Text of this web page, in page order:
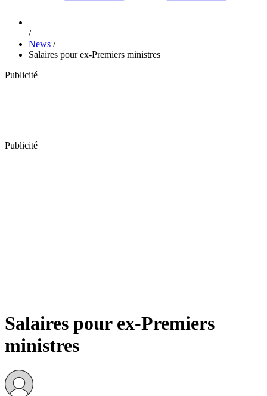
/
News /
Salaires pour ex-Premiers ministres
Publicité
Publicité
Salaires pour ex-Premiers
ministres